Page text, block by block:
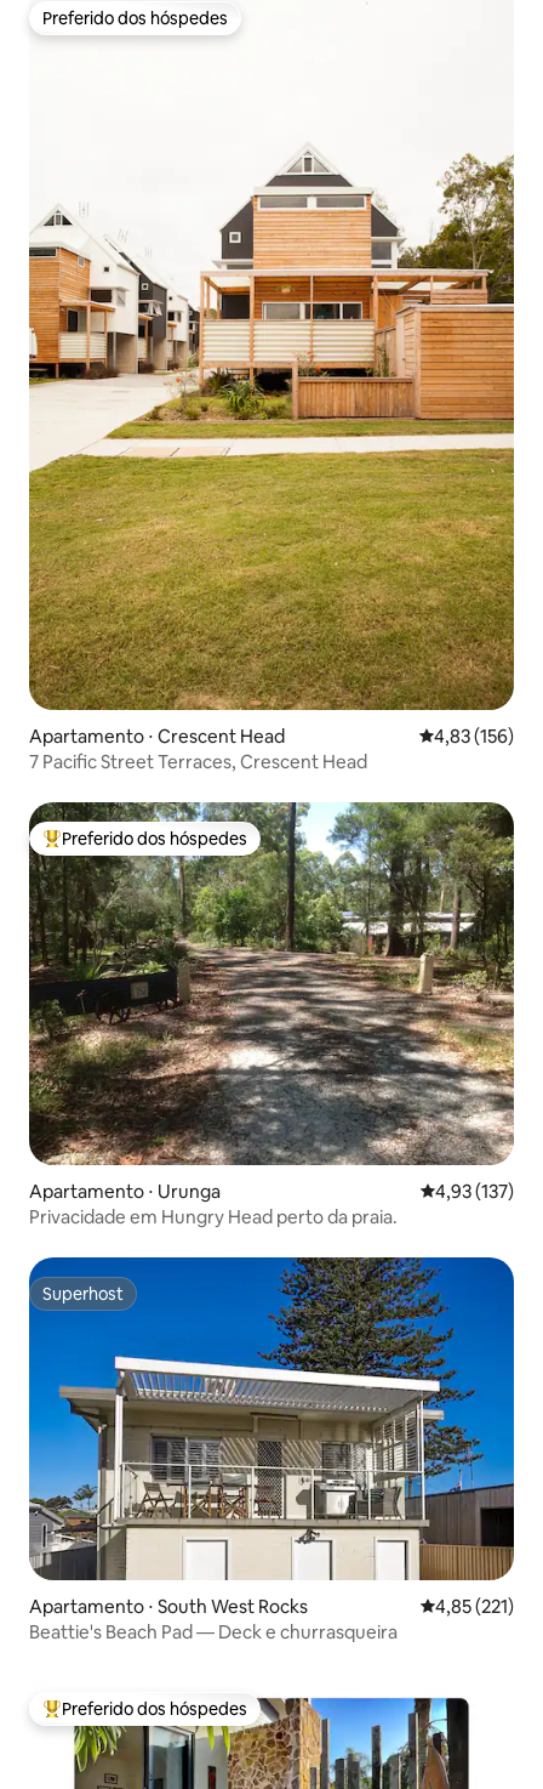
Preferido dos hóspedes
Preferido dos hóspedes
Apartamento ⋅ Crescent Head 4,83 de uma
4,83 (156)
7 Pacific Street Terraces, Crescent Head
Entre os melhores preferidos dos hóspedes
Preferido dos hóspedes
Apartamento ⋅ Urunga 4,93 de uma
4,93 (137)
Privacidade em Hungry Head perto da praia.
Superhost
Superhost
Apartamento ⋅ South West Rocks 4,85 de uma
4,85 (221)
Beattie's Beach Pad — Deck e churrasqueira
Entre os melhores preferidos dos hóspedes
Preferido dos hóspedes